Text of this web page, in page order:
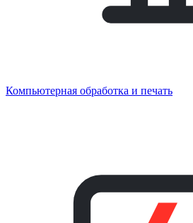
Компьютерная обработка и печать